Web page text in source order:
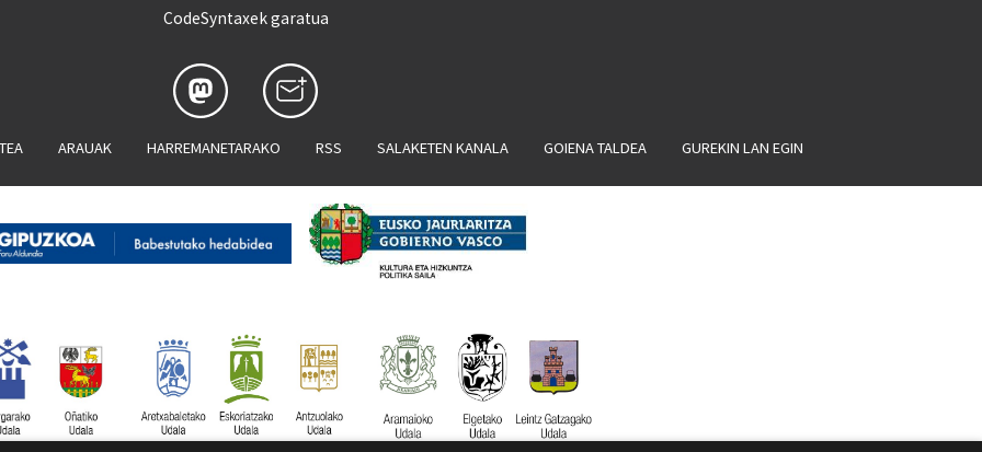
CodeSyntaxek garatua
ARAUAK HARREMANETARAKO RSS SALAKETEN KANALA GOIENA TALDEA GUREKIN LAN EGIN